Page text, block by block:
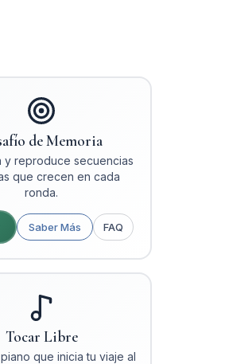
de Memoria
y reproduce secuencias
que crecen en cada
ronda.
Saber Más FAQ
Tocar Libre
que inicia tu viaje al